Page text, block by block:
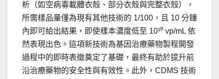
析（如空病毒載體衣殼、部分衣殼與完整衣殼），
所需樣品量僅為現有其他技術的 1/100 ，且 10 分鐘
內即可給出結果，即使樣本濃度低至 10¹⁰ vp/mL 依
然表現出色。這項新技術為基因治療藥物製程開發
過程中的即時表徵奠定了基礎，最終有助於提升前
沿治療藥物的安全性與有效性。此外， CDMS 技術